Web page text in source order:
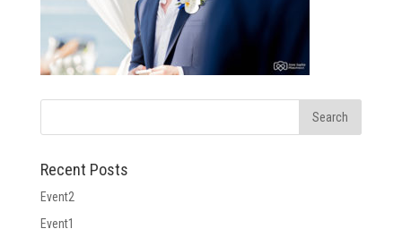
Recent Posts
Event2
Event1